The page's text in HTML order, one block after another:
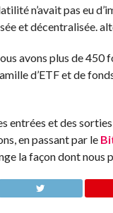
n’avait pas eu
et décentralisée.
avons plus de 450
d’ETF et de
entrées et des
en passant par le
la façon dont nous